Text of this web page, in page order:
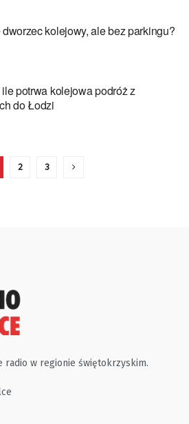
kolejowy, ale bez parkingu?
potrwa kolejowa podróż z
do Łodzi
2 3
radio w regionie świętokrzyskim.